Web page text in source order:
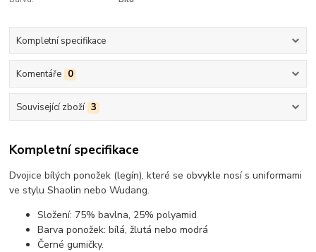
Kompletní specifikace
Komentáře 0
Související zboží 3
Kompletní specifikace
Dvojice bílých ponožek (legín), které se obvykle nosí s uniformami
ve stylu Shaolin nebo Wudang.
Složení: 75% bavlna, 25% polyamid
Barva ponožek: bílá, žlutá nebo modrá
Černé gumičky.